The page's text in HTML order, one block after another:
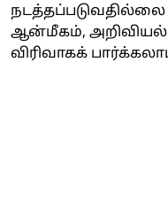
ஆன்மீகம், அறிவியல்
விரிவாகக்